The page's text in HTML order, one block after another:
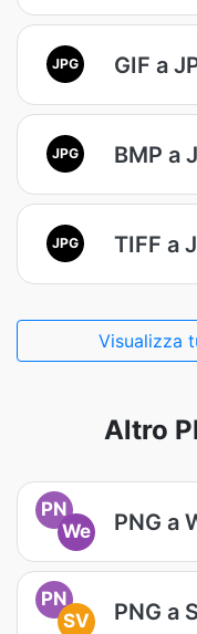
JPG GIF a
JPG BMP a
JPG TIFF a
Visualizza
Altro
PN
We
PNG a
PN
SV
PNG a